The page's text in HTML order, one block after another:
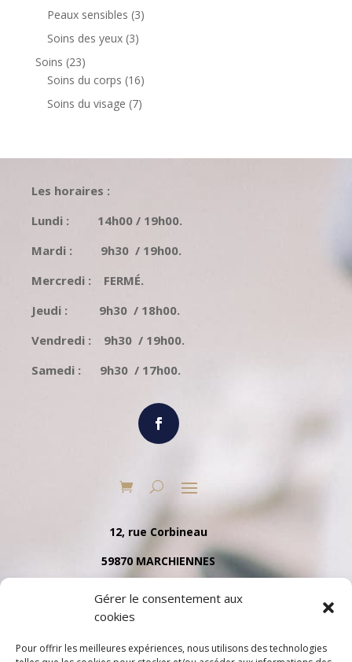
Gérer le consentement aux
cookies
Pour offrir les meilleures expériences, nous utilisons des technologies
produits
Peaux sensibles 33
Soins des yeux 33
Soins 2323
produits
Soins du corps 1616
produits
Soins du visage 77
Les horaires :
Lundi : 14h00 / 19h00.
Mardi : 9h30 / 19h00.
Mercredi : FERMÉ.
Jeudi : 9h30 / 18h00.
Vendredi : 9h30 / 19h00.
Samedi : 9h30 / 17h00.
12, rue Corbineau
59870 MARCHIENNES